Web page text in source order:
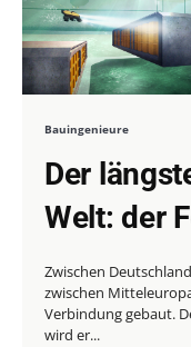
Bauingenieure
Der
Welt: der
Zwischen
zwischen
Verbindung gebaut.
wird er...